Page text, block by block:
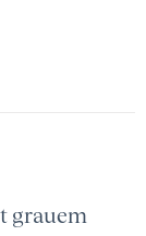
grauem